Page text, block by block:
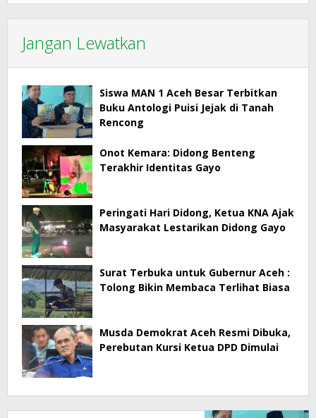
Jangan Lewatkan
Siswa MAN 1 Aceh Besar Terbitkan
Buku Antologi Puisi Jejak di Tanah
Rencong
Onot Kemara: Didong Benteng
Terakhir Identitas Gayo
Peringati Hari Didong, Ketua KNA Ajak
Masyarakat Lestarikan Didong Gayo
Surat Terbuka untuk Gubernur Aceh :
Tolong Bikin Membaca Terlihat Biasa
Musda Demokrat Aceh Resmi Dibuka,
Perebutan Kursi Ketua DPD Dimulai